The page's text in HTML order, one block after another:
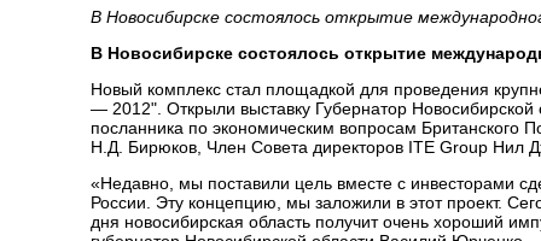
В Новосибирске состоялось открытие
В Новосибирске состоялось открытие
Новый комплекс стал площадкой для проведения
― 2012". Открыли выставку Губернатор
посланника по экономическим вопросам Британского
Н.Д. Бирюков, Член Совета директоров ITE Group Нил
«Недавно, мы поставили цель вместе с инвесторами
России. Эту концепцию, мы заложили в этот проект.
дня новосибирская область получит очень хороший